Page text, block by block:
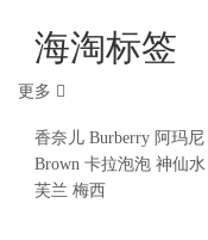
海淘标签
更多
香奈儿 Burberry 阿玛尼
Brown 卡拉泡泡 神仙水
芙兰 梅西